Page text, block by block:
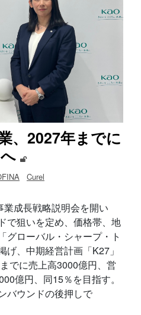
、2027年までに
Curel
成長戦略説明会を開い
で狙いを定め、価格帯、地
グローバル・シャープ・ト
げ、中期経営計画「K27」
でに売上高3000億円、営
億円、同15％を目指す。
バウンドの後押しで